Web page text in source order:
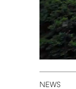
NEWS